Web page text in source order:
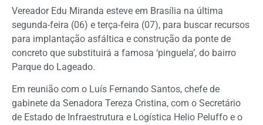
Vereador Edu Miranda esteve em Brasília na última
segunda-feira (06) e terça-feira (07), para buscar recursos
para implantação asfáltica e construção da ponte de
concreto que substituirá a famosa ‘pinguela’, do bairro
Parque do Lageado.
Em reunião com o Luís Fernando Santos, chefe de
gabinete da Senadora Tereza Cristina, com o Secretário
de Estado de Infraestrutura e Logística Helio Peluffo e o